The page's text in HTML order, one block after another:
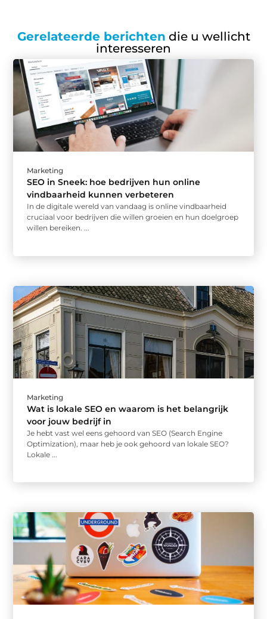
Gerelateerde berichten die u wellicht
interesseren
Marketing
SEO in Sneek: hoe bedrijven hun online
vindbaarheid kunnen verbeteren
In de digitale wereld van vandaag is online vindbaarheid
cruciaal voor bedrijven die willen groeien en hun doelgroep
willen bereiken. ...
Marketing
Wat is lokale SEO en waarom is het belangrijk
voor jouw bedrijf in
Je hebt vast wel eens gehoord van SEO (Search Engine
Optimization), maar heb je ook gehoord van lokale SEO?
Lokale ...